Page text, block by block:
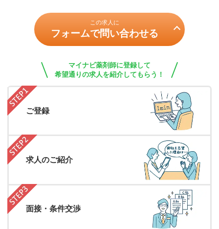
この求人に
フォームで問い合わせる
マイナビ薬剤師に登録して
希望通りの求人を紹介してもらう！
ご登録
求人のご紹介
面接・条件交渉